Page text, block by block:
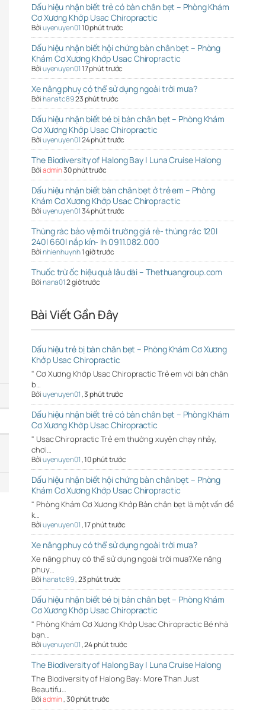
Dấu hiệu nhận biết trẻ có bàn chân bẹt – Phòng Khám
Cơ Xương Khớp Usac Chiropractic
Bởiuyenuyen0110 phút trước
Dấu hiệu nhận biết hội chứng bàn chân bẹt – Phòng
Khám Cơ Xương Khớp Usac Chiropractic
Bởiuyenuyen0117 phút trước
Xe nâng phuy có thể sử dụng ngoài trời mưa?
Bởihanatc8923 phút trước
Dấu hiệu nhận biết bé bị bàn chân bẹt – Phòng Khám
Cơ Xương Khớp Usac Chiropractic
Bởiuyenuyen0124 phút trước
The Biodiversity of Halong Bay | Luna Cruise Halong
Bởiadmin30 phút trước
Dấu hiệu nhận biết bàn chân bẹt ở trẻ em – Phòng
Khám Cơ Xương Khớp Usac Chiropractic
Bởiuyenuyen0134 phút trước
Thùng rác bảo vệ môi trường giá rẻ- thùng rác 120l
240l 660l nắp kín- lh 0911.082.000
Bởinhienhuynh1 giờ trước
Thuốc trừ ốc hiệu quả lâu dài – Thethuangroup.com
Bởinana012 giờ trước
Bài Viết Gần Đây
Dấu hiệu trẻ bị bàn chân bẹt – Phòng Khám Cơ Xương
Khớp Usac Chiropractic
" Cơ Xương Khớp Usac Chiropractic Trẻ em với bàn chân
b…
Bởiuyenuyen01,3 phút trước
Dấu hiệu nhận biết trẻ có bàn chân bẹt – Phòng Khám
Cơ Xương Khớp Usac Chiropractic
" Usac Chiropractic Trẻ em thường xuyên chạy nhảy,
chơi…
Bởiuyenuyen01,10 phút trước
Dấu hiệu nhận biết hội chứng bàn chân bẹt – Phòng
Khám Cơ Xương Khớp Usac Chiropractic
" Phòng Khám Cơ Xương Khớp Bàn chân bẹt là một vấn đề
k…
Bởiuyenuyen01,17 phút trước
Xe nâng phuy có thể sử dụng ngoài trời mưa?
Xe nâng phuy có thể sử dụng ngoài trời mưa?Xe nâng
phuy…
Bởihanatc89,23 phút trước
Dấu hiệu nhận biết bé bị bàn chân bẹt – Phòng Khám
Cơ Xương Khớp Usac Chiropractic
" Phòng Khám Cơ Xương Khớp Usac Chiropractic Bé nhà
bạn…
Bởiuyenuyen01,24 phút trước
The Biodiversity of Halong Bay | Luna Cruise Halong
The Biodiversity of Halong Bay: More Than Just
Beautifu…
Bởiadmin,30 phút trước